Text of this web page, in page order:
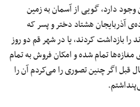
دارد، گویی از آسمان به زمین
آذربایجان هشتاد دختر و پسر که
بازداشت کردند، یا در شهر قم دو روز
مغازه‌ها تمام شده و امکان فروش به تمام
قبل اگر چنین تصوری را می‌کردم آن را